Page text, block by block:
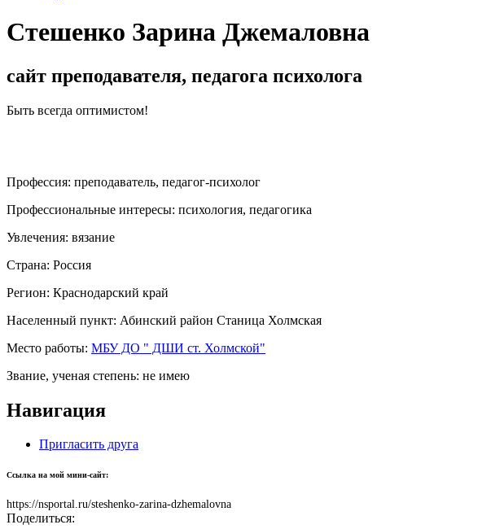
Стешенко Зарина Джемаловна
сайт преподавателя, педагога психолога
Быть всегда оптимистом!
Профессия: преподаватель, педагог-психолог
Профессиональные интересы: психология, педагогика
Увлечения: вязание
Страна: Россия
Регион: Краснодарский край
Населенный пункт: Абинский район Станица Холмская
Место работы: МБУ ДО " ДШИ ст. Холмской"
Звание, ученая степень: не имею
Навигация
Пригласить друга
Ссылка на мой мини-сайт:
https://nsportal.ru/steshenko-zarina-dzhemalovna
Поделиться: